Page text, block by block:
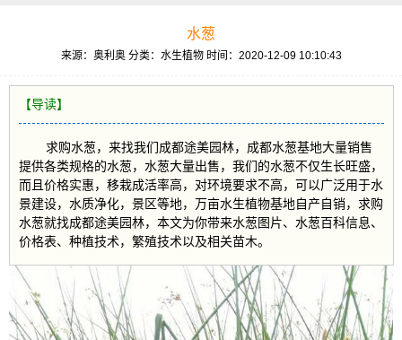
水葱
来源：奥利奥 分类：水生植物 时间：2020-12-09 10:10:43
【导读】
求购水葱，来找我们成都途美园林，成都水葱基地大量销售
提供各类规格的水葱，水葱大量出售，我们的水葱不仅生长旺盛，
而且价格实惠，移栽成活率高，对环境要求不高，可以广泛用于水
景建设，水质净化，景区等地，万亩水生植物基地自产自销，求购
水葱就找成都途美园林，本文为你带来水葱图片、水葱百科信息、
价格表、种植技术，繁殖技术以及相关苗木。